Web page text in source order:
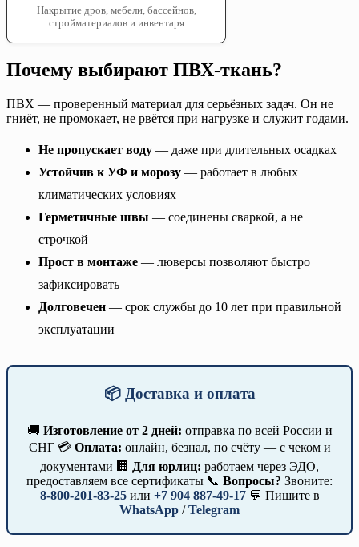
Накрытие дров, мебели, бассейнов,
стройматериалов и инвентаря
Почему выбирают ПВХ-ткань?
ПВХ — проверенный материал для серьёзных задач. Он не
гниёт, не промокает, не рвётся при нагрузке и служит годами.
Не пропускает воду — даже при длительных осадках
Устойчив к УФ и морозу — работает в любых
климатических условиях
Герметичные швы — соединены сваркой, а не
строчкой
Прост в монтаже — люверсы позволяют быстро
зафиксировать
Долговечен — срок службы до 10 лет при правильной
эксплуатации
📦 Доставка и оплата
🚚 Изготовление от 2 дней: отправка по всей России и
СНГ 💳 Оплата: онлайн, безнал, по счёту — с чеком и
документами 🏢 Для юрлиц: работаем через ЭДО,
предоставляем все сертификаты 📞 Вопросы? Звоните:
8-800-201-83-25или +7 904 887-49-17💬 Пишите в
WhatsApp /Telegram